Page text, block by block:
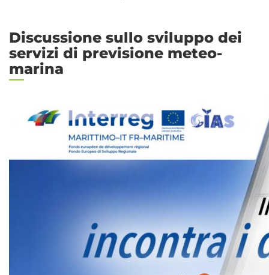
Discussione sullo sviluppo dei
servizi di previsione meteo-
marina